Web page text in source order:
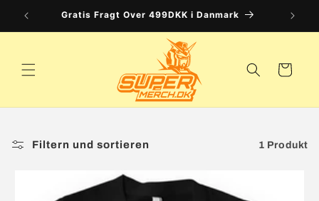
zum
Gratis Fragt Over 499DKK i Danmark
Warenkorb
Filtern und sortieren 1 Produkt